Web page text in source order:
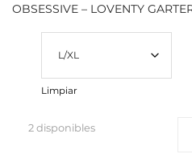
OBSESSIVE – LOVENTY
Limpiar
2 disponibles